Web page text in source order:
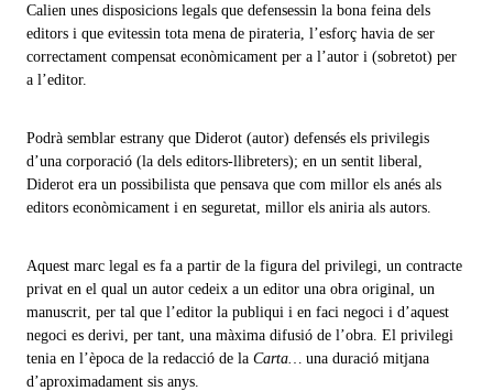
Calien unes disposicions legals que defensessin la bona feina dels
editors i que evitessin tota mena de pirateria, l’esforç havia de ser
correctament compensat econòmicament per a l’autor i (sobretot) per
a l’editor.
Podrà semblar estrany que Diderot (autor) defensés els privilegis
d’una corporació (la dels editors-llibreters); en un sentit liberal,
Diderot era un possibilista que pensava que com millor els anés als
editors econòmicament i en seguretat, millor els aniria als autors.
Aquest marc legal es fa a partir de la figura del privilegi, un contracte
privat en el qual un autor cedeix a un editor una obra original, un
manuscrit, per tal que l’editor la publiqui i en faci negoci i d’aquest
negoci es derivi, per tant, una màxima difusió de l’obra. El privilegi
tenia en l’època de la redacció de la Carta…
una duració mitjana
d’aproximadament sis anys.